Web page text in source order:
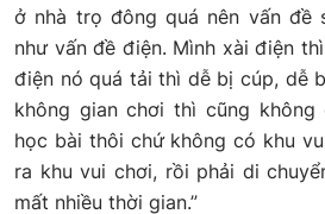
ở nhà trọ đông quá nên vấn đề
như vấn đề điện. Mình xài điện
điện nó quá tải thì dễ bị cúp, dễ
không gian chơi thì cũng
học bài thôi chứ không có khu
ra khu vui chơi, rồi phải di
mất nhiều thời gian.”